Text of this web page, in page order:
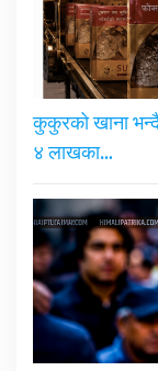
कुकुरको खाना
४ लाखका…